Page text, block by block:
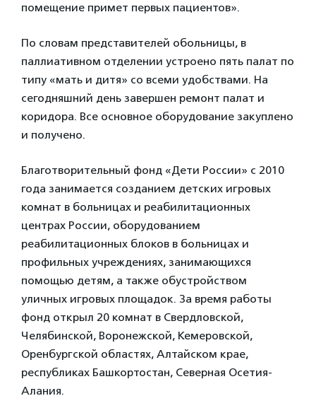
помещение примет первых пациентов».
По словам представителей обольницы, в
паллиативном отделении устроено пять палат по
типу «мать и дитя» со всеми удобствами. На
сегодняшний день завершен ремонт палат и
коридора. Все основное оборудование закуплено
и получено.
Благотворительный фонд «Дети России» с 2010
года занимается созданием детских игровых
комнат в больницах и реабилитационных
центрах России, оборудованием
реабилитационных блоков в больницах и
профильных учреждениях, занимающихся
помощью детям, а также обустройством
уличных игровых площадок. За время работы
фонд открыл 20 комнат в Свердловской,
Челябинской, Воронежской, Кемеровской,
Оренбургской областях, Алтайском крае,
республиках Башкортостан, Северная Осетия-
Алания.